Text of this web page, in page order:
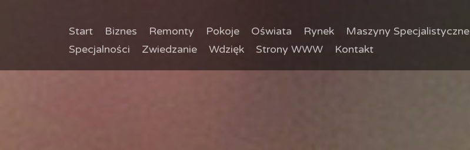
Start Biznes Remonty Pokoje Oświata Rynek Maszyny Specjalistyczne
Specjalności
Zwiedzanie Wdzięk Strony WWW Kontakt